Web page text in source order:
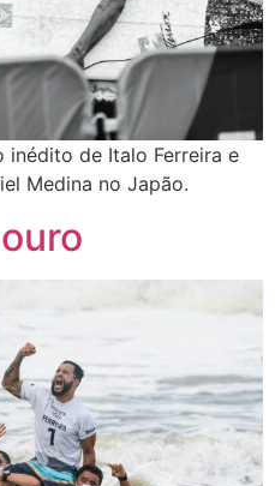
inédito de Italo Ferreira e
Medina no Japão.